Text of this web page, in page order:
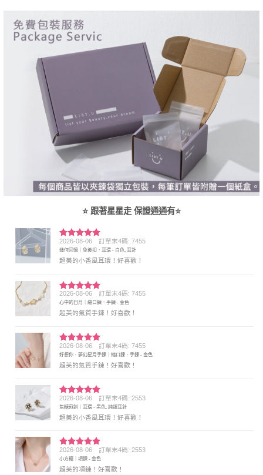
⭐ 跟著星星走 保證通通有⭐
評分5滿
分 5
2026-08-06 訂單末4碼: 7455
幾何回憶｜免後扣．耳環 - 白色, 耳針
超美的小香風耳環！好喜歡！
評分5 滿
分 5
2026-08-06 訂單末4碼: 7455
心中的日月｜縮口鍊．手鍊 - 金色
超美的氣質手鍊！好喜歡！
評分5 滿
分 5
2026-08-06 訂單末4碼: 7455
好想你．夢幻星月手鍊｜縮口鍊．手鍊 - 金色
超美的氣質手鍊！好喜歡！
評分5滿
分 5
2026-08-06 訂單末4碼: 2553
焦糖煎餅｜耳環 - 黑色, 純銀耳針
超美的小香風耳環！好喜歡！
評分5 滿
分 5
2026-08-06 訂單末4碼: 2553
小方糖｜項鍊 - 金色
超美的項鍊！好喜歡！